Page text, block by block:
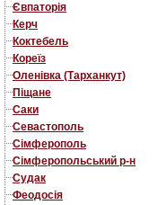
Євпаторія
Керч
Коктебель
Кореїз
Оленівка (Тарханкут)
Піщане
Саки
Севастополь
Сімферополь
Сімферопольський р-н
Судак
Феодосія